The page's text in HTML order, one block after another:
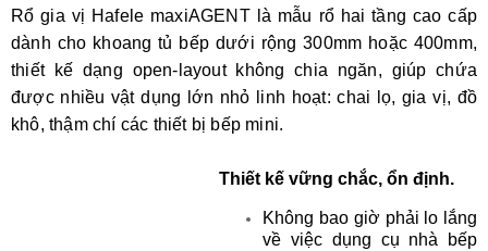
Rổ gia vị Hafele maxiAGENT là mẫu rổ hai tầng cao cấp
dành cho khoang tủ bếp dưới rộng 300mm hoặc 400mm,
thiết kế dạng open-layout không chia ngăn, giúp chứa
được nhiều vật dụng lớn nhỏ linh hoạt: chai lọ, gia vị, đồ
khô, thậm chí các thiết bị bếp mini.
Thiết kế vững chắc, ổn định.
Không bao giờ phải lo lắng
về việc dụng cụ nhà bếp